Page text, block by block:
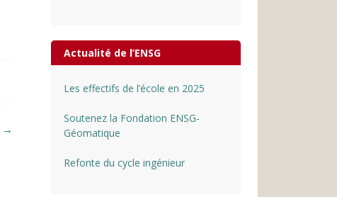
→
Actualité de l’ENSG
Les effectifs de l’école en 2025
Soutenez la Fondation ENSG-
Géomatique
Refonte du cycle ingénieur